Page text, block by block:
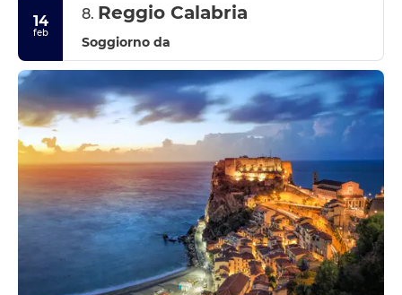
14
feb
8. Reggio Calabria
Soggiorno da